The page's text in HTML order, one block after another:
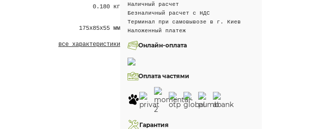
0.180 кг
175х85х55 мм
все характеристики
Наличный расчет
Безналичный расчет с НДС
Терминал при самовывозе в г. Киев
Наложенный платеж
Онлайн-оплата
Оплата частями
Гарантия